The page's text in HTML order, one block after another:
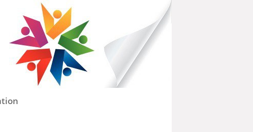
ET BIBLIOTHÈQUES POUR TOUS
DÉPARTEMENTAL DU HAVRE